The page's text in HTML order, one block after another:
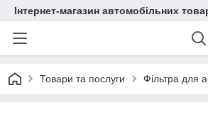
Інтернет-магазин автомобільних
Товари та послуги Фільтра для